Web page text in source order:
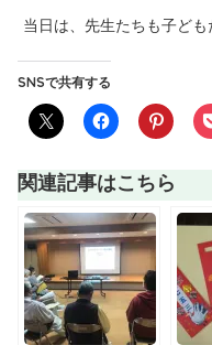
当日は、先生たちも子ども
SNSで共有する
関連記事はこちら